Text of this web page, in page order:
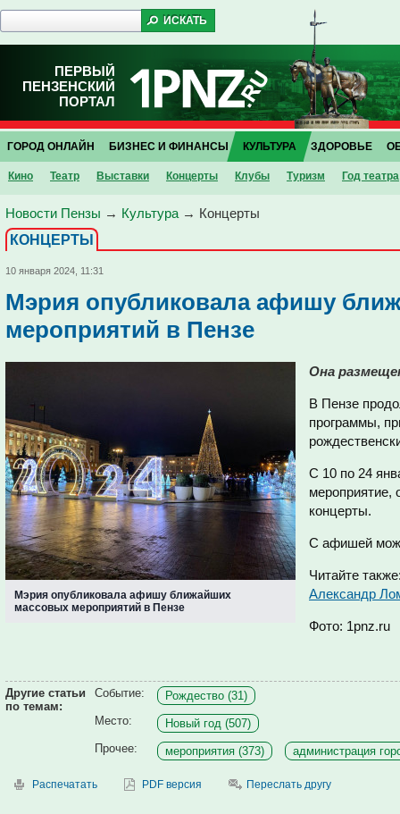
ПЕРВЫЙ
ПЕНЗЕНСКИЙ
ПОРТАЛ
ГОРОД ОНЛАЙН БИЗНЕС И ФИНАНСЫ КУЛЬТУРА
Кино Театр Выставки Концерты Клубы Туризм Год театра
ЗДОРОВЬЕ
Новости Пензы → Культура → Концерты
КОНЦЕРТЫ
10 января 2024, 11:31
Мэрия опубликовала афишу
мероприятий в Пензе
Мэрия опубликовала афишу ближайших
массовых мероприятий в Пензе
Она
В Пензе
программы,
С 10 по 24
мероприятие,
концерты.
С афишей
Читайте
Александр
Фото: 1pnz.ru
Другие статьи
по темам:
Событие:
Рождество (31)
Место:
Новый год (507)
Прочее:
мероприятия (373) администрация
Распечатать PDF версия Переслать другу